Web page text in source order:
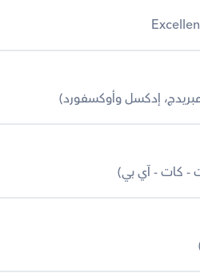
إدكسل وأوكسفورد)
- كات - آي بي)